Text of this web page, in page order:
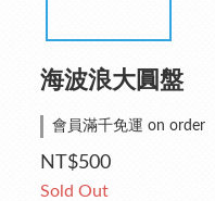
海波浪大圓盤
會員滿千免運 on order
NT$500
Sold Out